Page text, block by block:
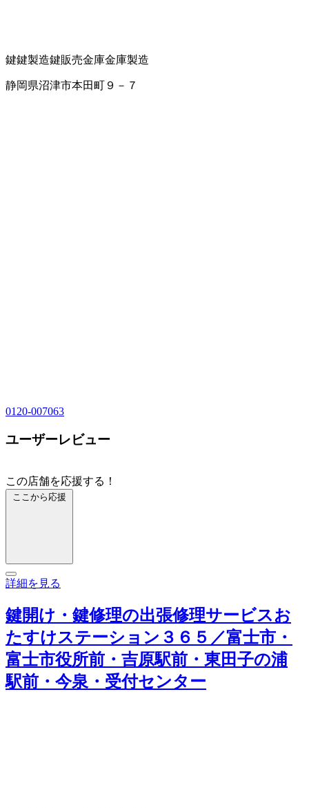
鍵鍵製造鍵販売金庫金庫製造
静岡県沼津市本田町９－７
0120-007063
ユーザーレビュー
この店舗を応援する！
ここから応援
詳細を見る
鍵開け・鍵修理の出張修理サービスお
たすけステーション３６５／富士市・
富士市役所前・吉原駅前・東田子の浦
駅前・今泉・受付センター